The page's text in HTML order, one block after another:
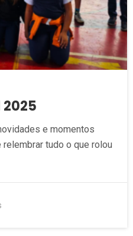
e momentos
tudo o que rolou